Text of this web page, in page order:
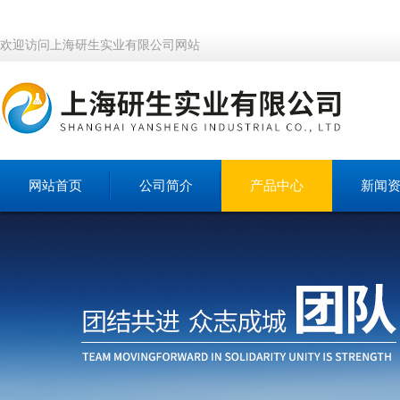
欢迎访问上海研生实业有限公司网站
网站首页 公司简介 产品中心 新闻